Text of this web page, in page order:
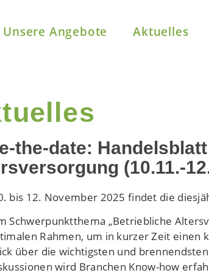
Unsere Angebote Aktuelles
the-date:
(10.11.-
bis 12. November 2025 findet die
Schwerpunktthema „Betriebliche
Rahmen, um in kurzer Zeit
über die wichtigsten und
wird Branchen Know-how